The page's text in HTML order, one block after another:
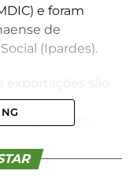
e foram
de
(Ipardes).
a soja
quarto das
24,8% do total